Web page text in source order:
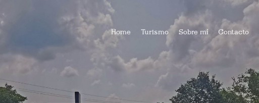
Home Turismo Sobre mí Contacto